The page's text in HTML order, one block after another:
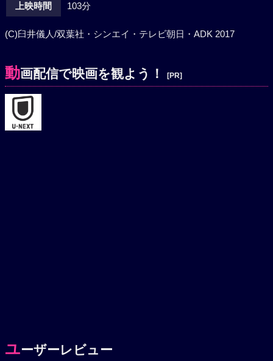
上映時間 103分
(C)臼井儀人/双葉社・シンエイ・テレビ朝日・ADK 2017
動画配信で映画を観よう！ [PR]
ユーザーレビュー